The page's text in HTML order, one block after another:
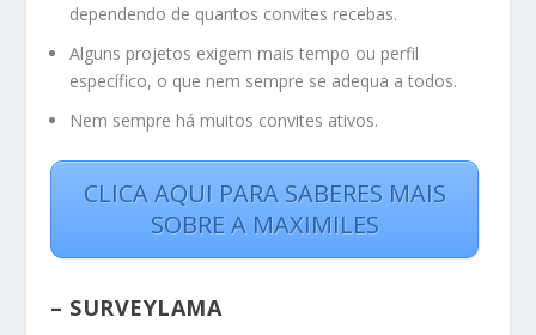
dependendo de quantos convites recebas.
Alguns projetos exigem mais tempo ou perfil
específico, o que nem sempre se adequa a todos.
Nem sempre há muitos convites ativos.
CLICA AQUI PARA SABERES MAIS
SOBRE A MAXIMILES
– SURVEYLAMA